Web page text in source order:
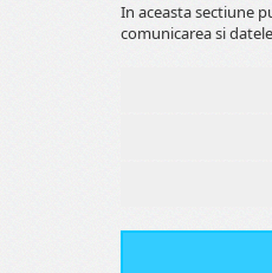
In aceasta sectiune
comunicarea si